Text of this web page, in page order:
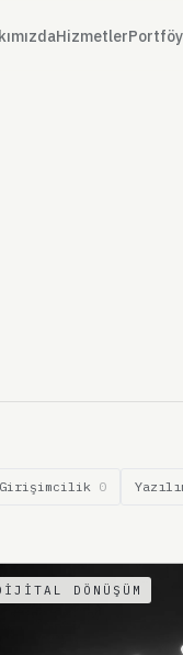
HizmetlerPortföy
Girişimcilik 0
DÖNÜŞÜM